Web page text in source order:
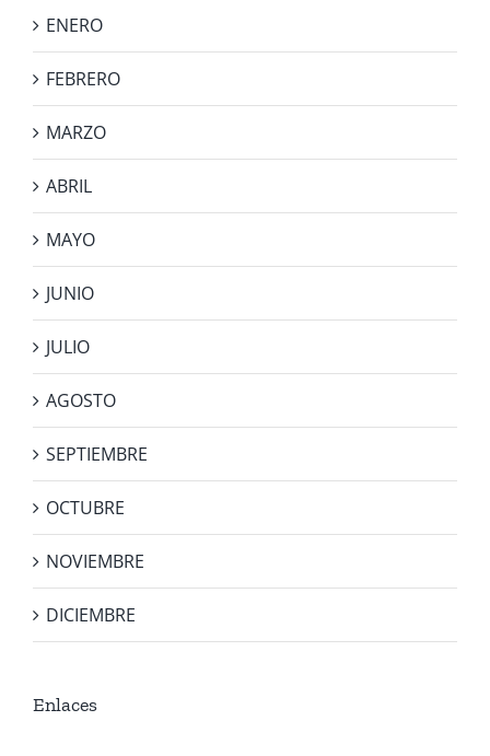
ENERO
FEBRERO
MARZO
ABRIL
MAYO
JUNIO
JULIO
AGOSTO
SEPTIEMBRE
OCTUBRE
NOVIEMBRE
DICIEMBRE
Enlaces